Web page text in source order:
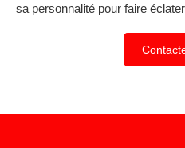
sa personnalité pour faire